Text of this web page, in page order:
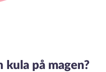
kula på magen?